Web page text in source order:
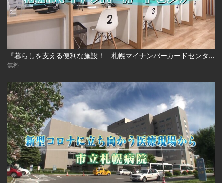
『暮らしを支える便利な施設！ 札幌マイナンバーカードセンター』
無料